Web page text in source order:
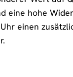
eine hohe
einen